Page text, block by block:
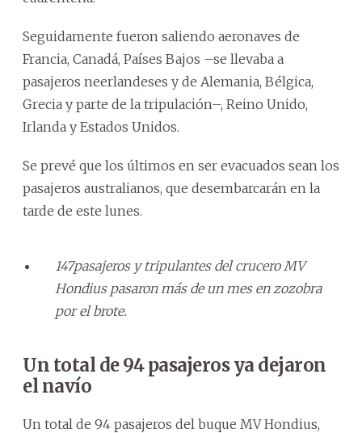
Seguidamente fueron saliendo aeronaves de
Francia, Canadá, Países Bajos –se llevaba a
pasajeros neerlandeses y de Alemania, Bélgica,
Grecia y parte de la tripulación–, Reino Unido,
Irlanda y Estados Unidos.
Se prevé que los últimos en ser evacuados sean los
pasajeros australianos, que desembarcarán en la
tarde de este lunes.
147pasajeros y tripulantes del crucero MV
Hondius pasaron más de un mes en zozobra
por el brote.
Un total de 94 pasajeros ya dejaron
el navío
Un total de 94 pasajeros del buque MV Hondius,